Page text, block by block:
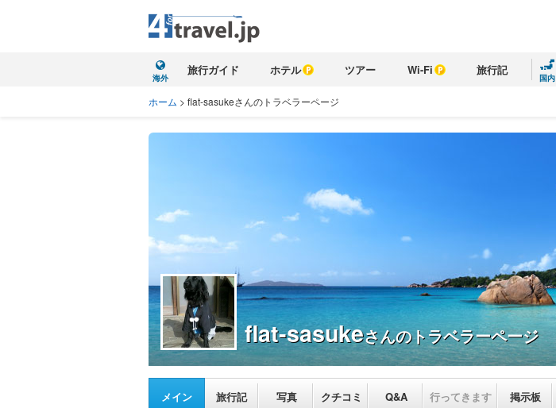
海外
旅行ガイド ホテル ツアー Wi-Fi 旅行記
国内
ホーム > flat-sasukeさんのトラベラーページ
flat-sasukeさんのトラベラーページ
メイン 旅行記 写真 クチコミ Q&A 行ってきます 掲示板